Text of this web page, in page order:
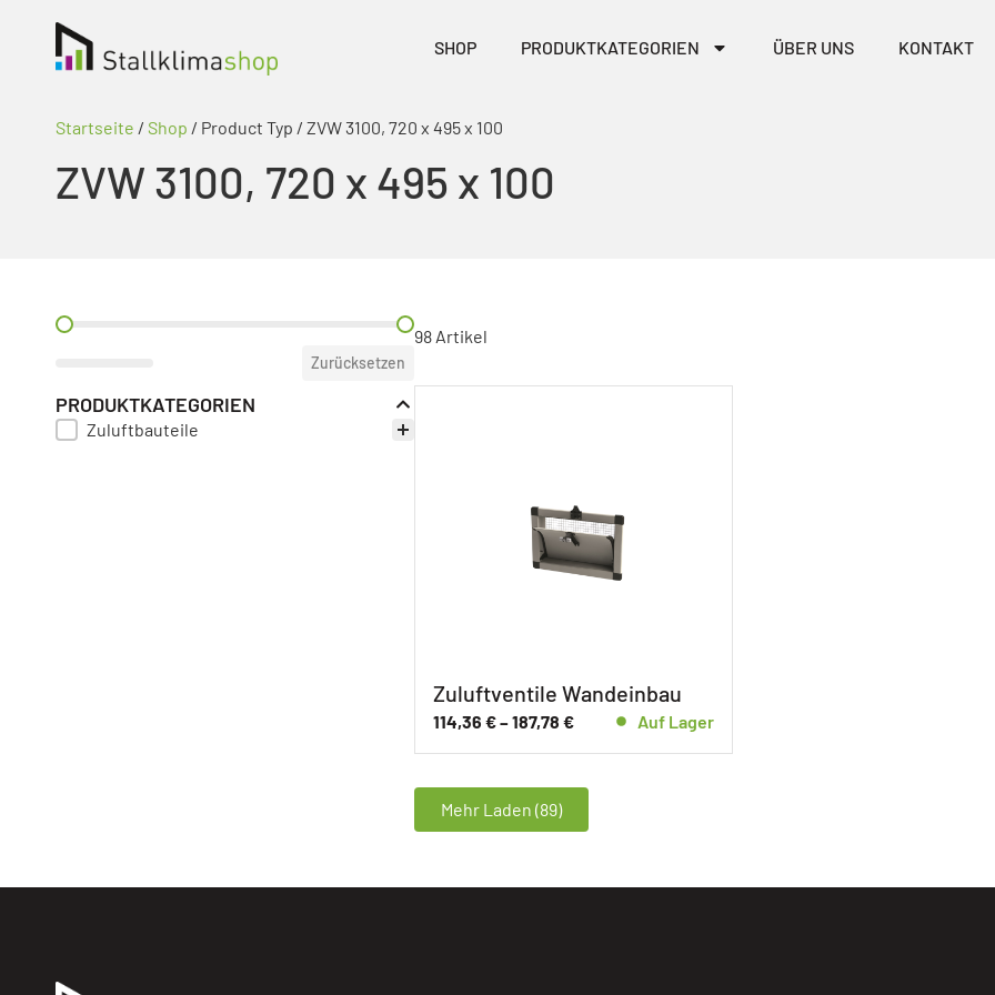
SHOP PRODUKTKATEGORIEN ÜBER UNS KONTAKT
Startseite / Shop / Product Typ / ZVW 3100, 720 x 495 x 100
ZVW 3100, 720 x 495 x 100
PREIS FILTER
Zurücksetzen
PRODUKTKATEGORIEN
PRODUKT KATEGORIE FILTER
Zuluftbauteile
98 Artikel
Zuluftventile Wandeinbau
114,36 €–187,78 € Auf Lager
Mehr Laden (89)